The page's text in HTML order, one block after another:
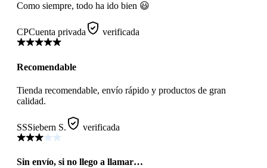
Como siempre, todo ha ido bien 😃
CPCuenta privada verificada
Recomendable
Tienda recomendable, envío rápido y productos de gran
calidad.
SSSiebern S. verificada
Sin envío, si no llego a llamar…